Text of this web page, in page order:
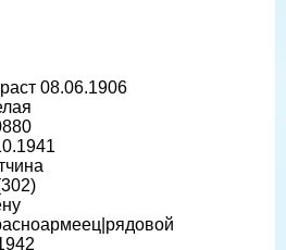
08.06.1906